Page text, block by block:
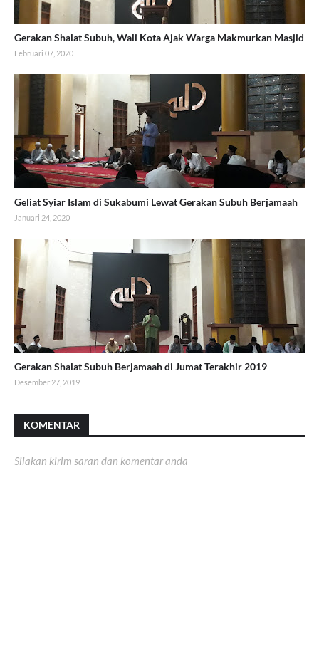
Gerakan Shalat Subuh, Wali Kota Ajak Warga Makmurkan Masjid
Februari 07, 2020
Geliat Syiar Islam di Sukabumi Lewat Gerakan Subuh Berjamaah
Januari 24, 2020
Gerakan Shalat Subuh Berjamaah di Jumat Terakhir 2019
Desember 27, 2019
KOMENTAR
Silakan kirim saran dan komentar anda